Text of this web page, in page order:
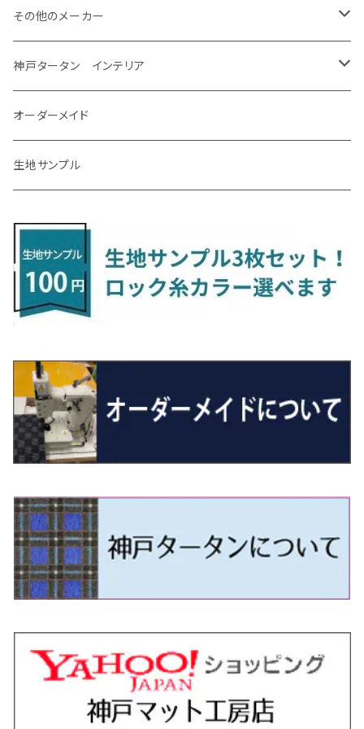
H31/4～R7/12 50系
H24/6～H29/12 10系
アクア
H23/12～R3/7 NHP10
R3/7～ MXPK系
アベンシス
H23/9～H30/4 270系
アリオン
H23/10～R3/3 260系
アルファード/ヴェルファイアＨＶ
H27/1～R5/6 30系
R5/6～ 40系
H24/4～29/10 20系
ヴィッツ
H22/12～R2/3 130系
ヴォクシー
H26/1～R4/1 80系
R4/1～ 90系
エスクァイア
H26/10～R3/12 80系
エスティマ
H18/1～H24/5（前期）
H24/5～R1/10（後期）
エスティマ・ハイブリッド
H18/6～H24/5（前期）
H24/5～R1/10（後期）
オーリス
H24/8～H30/3 180系
カムリ
H24/5～ 160系
カローラ・クロス
カローラ・スポーツ
R6/5～ 6人乗 TAWH15W
H18/9～H29/10
ＬＳ６００ｈ
H19/5～H29/10
ＬＳ５００/ＬＳ５００ｈ
H29/10～
ＬＸ
H27/9～R3/10 URJ201W
ＮＸ
R3/11～ 20系
H26/10～
ＲＸ
H27/10～R4/7 20系5人乗
H29/12～R4/7 20系7人乗
R4/11～ 10系
ＵＸ
H30/11～
R4/7～ T33
H22/8～R8/7 E52
R8/7～ E53
オーラ
R3/8～ E13
ＮＶ３５０キャラバン
H24/6～ E26 3人乗
H24/6～ E26 5・6人乗
キューブ
H14/10～R2/3 Z11・Z12
キックス
R2/6~R8/6 15系(e-POWER)
R8/6～ 16系
H11/6～H16/10 Y34
サクラ
R4/5～ B6AW
シーマ
H13/1～R4/8 F50・Y51
シルビア
H3/1～H11/1 S13・S14
H11/1～H14/11 S15
シルフィ
H24/12～R3/10 TB17
ジューク
H22/6～R2/6 F15
スカイライン
H13/6～H18/11 V35
H26/2～ V37
スカイライン・クロスオーバー
H11/6～H16/10 Y34
H1/6～H11/6 Y30
セレナ
H22/11～H28/9 C26
R4/9～ GU系
サンバーバン/ディアス
H11/2～H24/2 TV系
H24/4～R4/1 S3系
サンバートラック
H24/2～H26/9 S200系
H26/9～ S500系
シフォン
H28/12～R1/7 LA600/610
ジャスティ
H23/5～ LA100系
ソルテラ
R4/5~ XEAM10X・YEAM15X
ディアスワゴン
H21/9～R2/4 S300系
トレジア
H22/11～H28/3 120系
フォレスター
H14/2～ SG/SH/SJ/SK系
プレオ
H22/4～H30/3 L275/285
プレオプラス
H24/12～H29/5 LA300/310
レヴォーグ
H15/6～R2/8 BN/BM/BL系
レガシィアウトバック
H15/10～ BP/BR/BS/BT系
レガシィツーリングワゴン
R1/9～ DJ系
ＭＡＺＤＡ３
R1/5～ BP系
ＭＡＺＤＡ６
R1/8～ GJ系
ＭＸ－３０
R2/10～ DREJ3P
アクセラ/アクセラ・スポーツ
H24/11～R1/8 GJ系
キャロル
H27/1～ HB36/37/97S
キャロルエコ
H24/11～H27/1 HB35S
スクラム
H17/9～ DG64/DG17
スクラムトラック
H25/9～ DG16T
デミオ
H19/7～R1/7 DE/DJ系
ビアンテ
H20/7～30/3 CC系
ファミリア バン
H30/6～ 160系
H24/10～ MJ系
フレアクロスオーバー
H26/1～ MS系
R2/9～ S403/413V
グランマックストラック
R2/9～ S403/413P
コペン
H14/6～ L880/LA400K
タフト
R2/6～ LA900/910S
タント
R1/7～ LA650/660
H28/11～ M900系
ハイゼット・キャディー
H28/6～R3/9 LA700V
ハイゼット・カーゴ
H16/12～ S300/S700系
ハイゼット・トラック
H11/1～ S200/S500系
ブーン
H28/4～R5/12 M700系
ミラ
H18/12～ L275/285
ミラ・イース
H23/9～ LA300系
ミラ・ココア
H30/6～ LA550/560S
ムーヴ
H26/12～R5/7 LA150/160S
ムーヴキャンバス
R3/12～ HA37/97S
H20/11～ HE22/33S
アルトラパンLC
R4/6～ HE33S
イグニス
H28/2～ FF21S
エスクード
H17/5～H27/10 TA/TD系
エブリィ
H13/9～ DA系
クロスビー(XBEE)
H29/12～R7/10 MN71S
ジムニー
H3/6～ JA/JB系
ジムニーノマド
R7/4～ JC74W
ジムニーワイド/ジムニーシエラ
H10/1～H14/1 JB33/43W
H14/1～ JB43/74W
スイフト/スイフトスポーツ
H22/9～ スイフト
H23/12～
スペーシア/スペーシアカスタム/スペーシアギア
H25/3～R5/11
R5/11～ MK54S・MK94S
スペーシアベース
H23/1～H27/8 MA15S
H27/8～R2/12 MA26/36/46S
ハスラー
H26/1～ MR系
H26/2～ B11A/B30系
ｅｋワゴン
H25/6～ B11W/B30系
ｅｋカスタム/ｅｋクロス
H25/6～H31/3 ｅｋカスタム
H31/3～ ｅｋクロス
ekクロスEV
R4/6～ B5AW
アイミーブ
H24/10～R2/12 GF系
アウトランダーＰＨＥＶ
H25/1～ GG/GN系 5人乗
エクリプスクロス/エクリプスクロスPHEV
H30/3～ GK/GL系
タウンボックス
H26/2～ DS17/64W
ディグニティ
H24/7～H29/1 BHGY51
デリカＤ：２
H23/3～ MB系
デリカＤ：３
H23/10～H31/4 BM20 7人乗
デリカＤ：５
R5/5～ B30系/BA系
パジェロ
H18/10～R1/8 7人乗ロング V90系
H30/8～R4/12 RW1/2・RT5/6 5人乗り
H22/2～29/1 ZF1・ZF2
NBOX/NBOXカスタム
H23/12～H29/9 JF1/2
H29/9～R5/10 JF3/4
NBOXプラス/NBOXプラスカスタム
H24/7～H29/8 JF1/2
NBOXスラッシュ
H26/12～R2/2 JF1/2
NBOXジョイ
H24/11～R2/3 JG1・JG2
R2/11～ JG3・JG4
N-ONE e:
R7/9~ JG5
N-VAN
H30/7～ JJ1・JJ2
N-VAN e:
R6/10~ JJ3
N‐WGN/N‐WGNカスタム
H25/11～ JH1・JH2・JH3・JH4
S660
H27/4～R3/12 JW5
WR-V
R6/3～ DG5
ZR-V
H11/6～H30/7 バン HH5・HH6
H21/12～R3/4 トラック
アコード・アコードハイブリッド
H25/6～R2/2 CR系
H24/10～R3/3 AA系
アルテオン
H29/10～ ３HD系
ゴルフ
H25/4～R3/4 AU系
R3/6～ CDD系
H16/4～28/1 １T系 トゥラン
シャラン
H23/2～ 7N系
Tクロス
R2/7～ A1D系
ティグアン
H20/9～H29/1 5NC系
トゥアレグ
H15/9～H30/4 7L/7P系
パサート
H23/5～H27/7 3CCAX
H27/7～ 3CC/3CD系
ザ・ビートル
H24/4～R3/4 16C系
ポロ
H21/10～H30/3 6RC系
H30/3～ AW系
Ａクラス
H24/11～30/10
H30/10～
Ｂクラス
H24/4～R1/6
Ｃクラス
H26/7～R4/2
ＣＬＡクラス
H27/6～R1/8
ＣＬＳクラス
H30/6～
Ｅクラス
H28/7～
ＧＬＡクラス
H26/5～R2/6
ＧＬＥクラス
R1/6～
Ｓクラス
H25/10～R3/10
Ｖクラス
H27/4～
その他のメーカー
MINI
MINIクロスオーバー
神戸タータン インテリア
ラグマット
ラグマットセカンド（L）
ラグマットミニ（S）
オーダーメイド
生地サンプル